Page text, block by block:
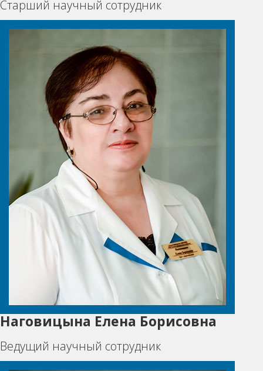
Старший научный сотрудник
Наговицына Елена Борисовна
Ведущий научный сотрудник